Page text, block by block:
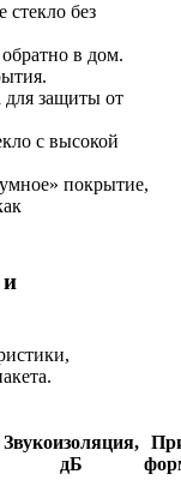
стекло без
в дом.
защиты от
с высокой
покрытие,
Звукоизоляция,
дБ